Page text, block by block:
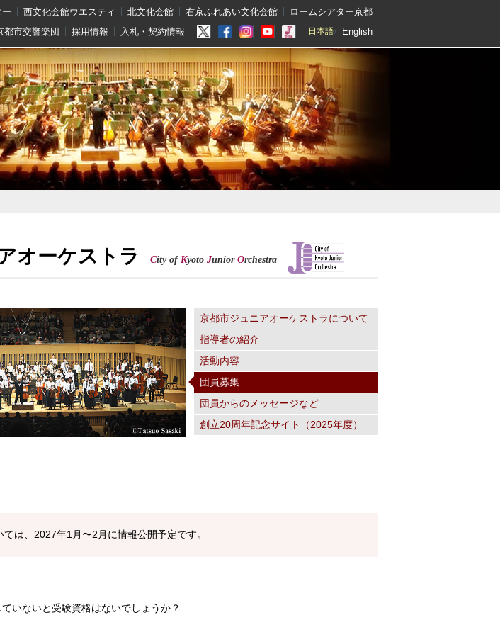
西文化会館ウエスティ 北文化会館 右京ふれあい文化会館
ロームシアター京都
都市交響楽団 採用情報 入札・契約情報 日本語 English
オーケストラ City of Kyoto Junior Orchestra
京都市ジュニアオーケストラについて
指導者の紹介
活動内容
団員募集
団員からのメッセージなど
創立20周年記念サイト（2025年度）
は、2027年1月〜2月に情報公開予定です。
いないと受験資格はないでしょうか？